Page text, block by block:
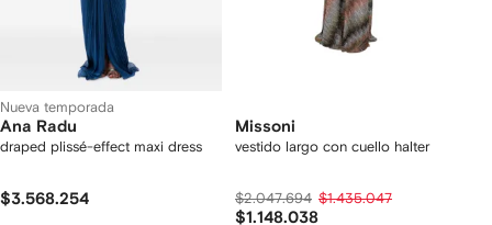
Nueva temporada
Ana Radu
draped plissé-effect maxi dress
$3.568.254
Missoni
vestido largo con cuello halter
$2.047.694 $1.435.047
$1.148.038